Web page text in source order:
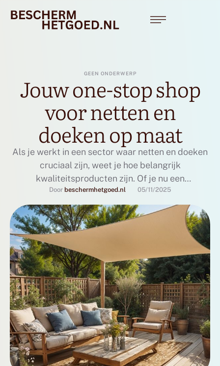
GEEN ONDERWERP
Jouw one-stop shop
voor netten en
doeken op maat
Als je werkt in een sector waar netten en doeken
cruciaal zijn, weet je hoe belangrijk
kwaliteitsproducten zijn. Of je nu een
sportfaciliteit beheert, tuinontwerper bent of in
de bouw en veiligheid werkt, nettenshop.nl heeft
precies wat je zoekt. Laten we eens kijken hoe
deze webshop jouw werkdag kan verbeteren.
Duurzaamheid in netten en doeken …
Door beschermhetgoed.nl 05/11/2025